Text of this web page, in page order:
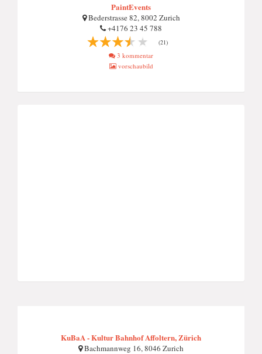
PaintEvents
Bederstrasse 82, 8002 Zurich
+4176 23 45 788
(21)
3 kommentar
vorschaubild
KuBaA - Kultur Bahnhof Affoltern, Zürich
Bachmannweg 16, 8046 Zurich